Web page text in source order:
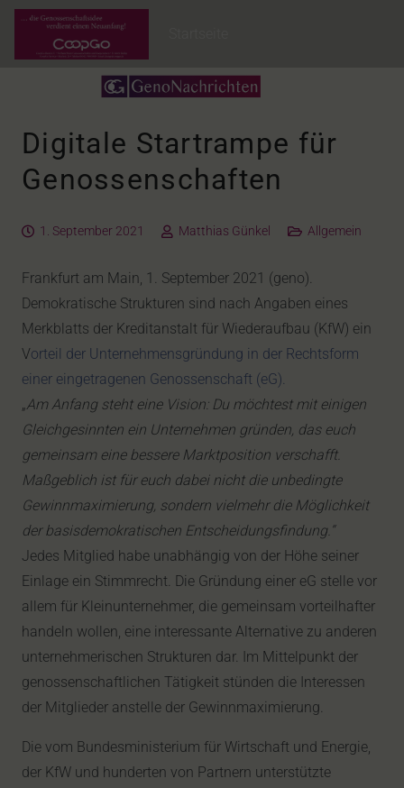
Digitale Startrampe für
Genossenschaften
1. September 2021 Matthias Günkel Allgemein
Frankfurt am Main, 1. September 2021 (geno).
Demokratische Strukturen sind nach Angaben eines
Merkblatts der Kreditanstalt für Wiederaufbau (KfW) ein
Vorteil der Unternehmensgründung in der Rechtsform
einer eingetragenen Genossenschaft (eG).
„Am Anfang steht eine Vision: Du möchtest mit einigen
Gleichgesinnten ein Unternehmen gründen, das euch
gemeinsam eine bessere Marktposition verschafft.
Maßgeblich ist für euch dabei nicht die unbedingte
Gewinnmaximierung, sondern vielmehr die Möglichkeit
der basisdemokratischen Entscheidungsfindung.“
Jedes Mitglied habe unabhängig von der Höhe seiner
Einlage ein Stimmrecht. Die Gründung einer eG stelle vor
allem für Kleinunternehmer, die gemeinsam vorteilhafter
handeln wollen, eine interessante Alternative zu anderen
unternehmerischen Strukturen dar. Im Mittelpunkt der
genossenschaftlichen Tätigkeit stünden die Interessen
der Mitglieder anstelle der Gewinnmaximierung.
Die vom Bundesministerium für Wirtschaft und Energie,
der KfW und hunderten von Partnern unterstützte